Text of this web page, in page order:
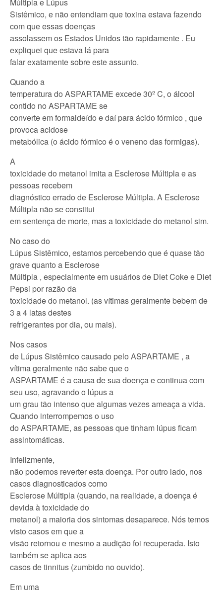
Sistêmico, e não entendiam que toxina estava fazendo
com que essas doenças
assolassem os Estados Unidos tão rapidamente . Eu
expliquei que estava lá para
falar exatamente sobre este assunto.
Quando a
temperatura do ASPARTAME excede 30º C, o álcool
contido no ASPARTAME se
converte em formaldeído e daí para ácido fórmico , que
provoca acidose
metabólica (o ácido fórmico é o veneno das formigas).
A
toxicidade do metanol imita a Esclerose Múltipla e as
pessoas recebem
diagnóstico errado de Esclerose Múltipla. A Esclerose
Múltipla não se constitui
em sentença de morte, mas a toxicidade do metanol sim.
No caso do
Lúpus Sistêmico, estamos percebendo que é quase tão
grave quanto a Esclerose
Múltipla , especialmente em usuários de Diet Coke e Diet
Pepsi por razão da
toxicidade do metanol. (as vítimas geralmente bebem de
3 a 4 latas destes
refrigerantes por dia, ou mais).
Nos casos
de Lúpus Sistêmico causado pelo ASPARTAME , a
vítima geralmente não sabe que o
ASPARTAME é a causa de sua doença e continua com
seu uso, agravando o lúpus a
um grau tão intenso que algumas vezes ameaça a vida.
Quando interrompemos o uso
do ASPARTAME, as pessoas que tinham lúpus ficam
assintomáticas.
Infelizmente,
não podemos reverter esta doença. Por outro lado, nos
casos diagnosticados como
Esclerose Múltipla (quando, na realidade, a doença é
devida à toxicidade do
metanol) a maioria dos sintomas desaparece. Nós temos
visto casos em que a
visão retornou e mesmo a audição foi recuperada. Isto
também se aplica aos
casos de tinnitus (zumbido no ouvido).
Em uma